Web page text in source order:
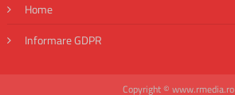
Home
Informare GDPR
Copyright © www.rmedia.ro